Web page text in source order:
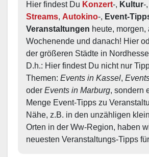
Hier findest Du Konzert-, Kultur-,
Streams, Autokino-, Event-
Veranstaltungen heute, morgen,
Wochenende und danach! Hier
der größeren Städte in
D.h.: Hier findest Du nicht nur
Themen: Events in Kassel,
oder Events in Marburg, sondern
Menge Event-Tipps zu
Nähe, z.B. in den unzähligen
Orten in der Ww-Region, haben
neuesten Veranstaltungs-Tipps